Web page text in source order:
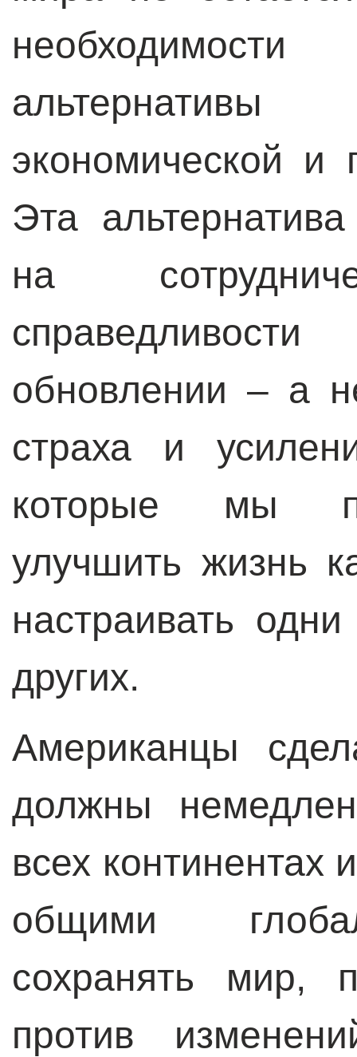
экономической и
Эта
на
обновлении – а
страха и
которые мы
улучшить жизнь
настраивать
других.
Американцы
должны
всех континентах
общими
сохранять мир,
против